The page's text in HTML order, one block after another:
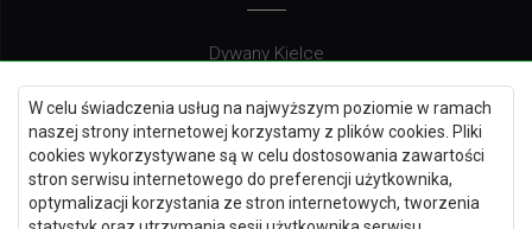
W celu świadczenia usług na najwyższym poziomie w ramach
naszej strony internetowej korzystamy z plików cookies. Pliki
cookies wykorzystywane są w celu dostosowania zawartości
stron serwisu internetowego do preferencji użytkownika,
optymalizacji korzystania ze stron internetowych, tworzenia
Dywany Kielce
Dywany Gdańsk
Dywany Toruń
Dywany Bydgoszcz